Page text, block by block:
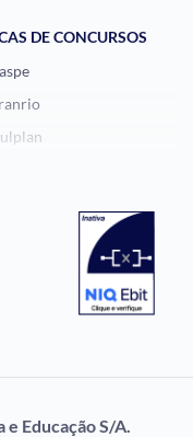
DE CONCURSOS
DE ORDEM
Educação S/A.